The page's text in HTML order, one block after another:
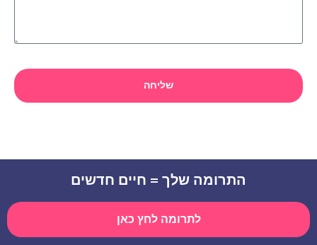
שליחה
התרומה שלך = חיים חדשים
לתרומה לחץ כאן